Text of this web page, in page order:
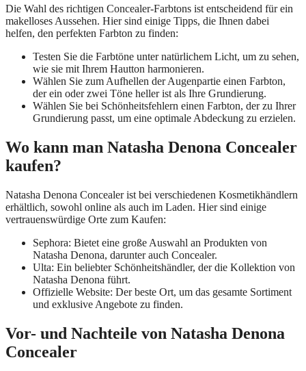
Die Wahl des richtigen Concealer-Farbtons ist entscheidend für ein
makelloses Aussehen. Hier sind einige Tipps, die Ihnen dabei
helfen, den perfekten Farbton zu finden:
Testen Sie die Farbtöne unter natürlichem Licht, um zu sehen,
wie sie mit Ihrem Hautton harmonieren.
Wählen Sie zum Aufhellen der Augenpartie einen Farbton,
der ein oder zwei Töne heller ist als Ihre Grundierung.
Wählen Sie bei Schönheitsfehlern einen Farbton, der zu Ihrer
Grundierung passt, um eine optimale Abdeckung zu erzielen.
Wo kann man Natasha Denona Concealer
kaufen?
Natasha Denona Concealer ist bei verschiedenen Kosmetikhändlern
erhältlich, sowohl online als auch im Laden. Hier sind einige
vertrauenswürdige Orte zum Kaufen:
Sephora: Bietet eine große Auswahl an Produkten von
Natasha Denona, darunter auch Concealer.
Ulta: Ein beliebter Schönheitshändler, der die Kollektion von
Natasha Denona führt.
Offizielle Website: Der beste Ort, um das gesamte Sortiment
und exklusive Angebote zu finden.
Vor- und Nachteile von Natasha Denona
Concealer